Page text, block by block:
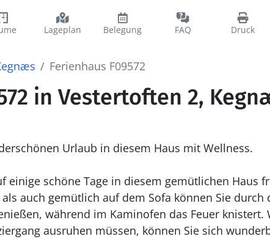
Lageplan Belegung FAQ Druck
Ferienhaus F09572
in Vestertoften 2,
Urlaub in diesem Haus mit Wellness.
einige schöne Tage in diesem gemütlichen Haus
auch gemütlich auf dem Sofa können Sie durch
während im Kaminofen das Feuer knistert.
ausruhen müssen, können Sie sich